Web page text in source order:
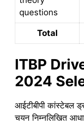
questions
Total
ITBP
2024
आईटीबीपी कांस्टेबल
चयन निम्नलिखित